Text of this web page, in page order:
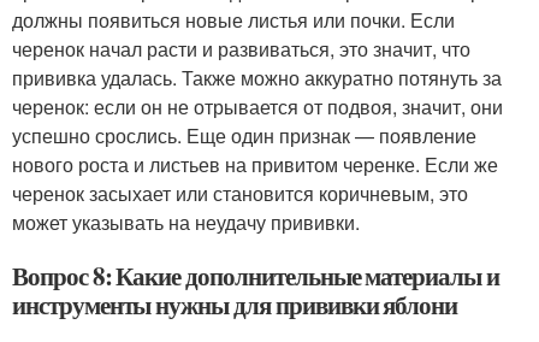
должны появиться новые листья или почки. Если
черенок начал расти и развиваться, это значит, что
прививка удалась. Также можно аккуратно потянуть за
черенок: если он не отрывается от подвоя, значит, они
успешно срослись. Еще один признак — появление
нового роста и листьев на привитом черенке. Если же
черенок засыхает или становится коричневым, это
может указывать на неудачу прививки.
Вопрос 8: Какие дополнительные материалы и
инструменты нужны для прививки яблони